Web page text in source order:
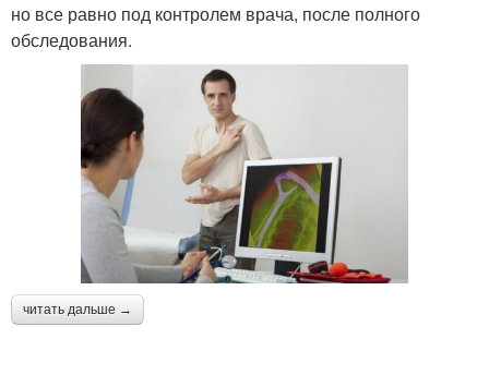
но все равно под контролем врача, после полного
обследования.
читать дальше →